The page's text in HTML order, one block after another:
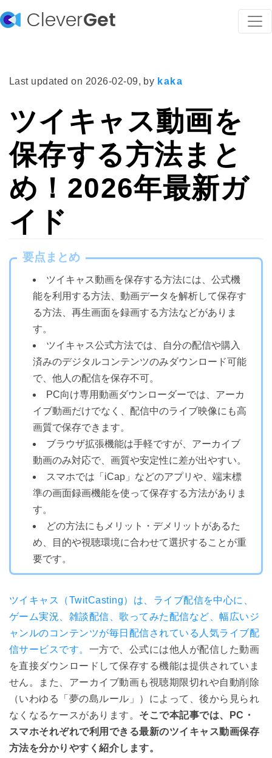
CleverGet
Last updated on 2026-02-09, by kaka
ツイキャス動画を
保存する方法まと
め！2026年最新ガ
イド
要点まとめ
ツイキャス動画を保存する方法には、公式機
能を利用する方法、動画データを解析して保存す
る方法、再生画面を録画する方法などがありま
す。
ツイキャス公式方法では、自分の配信や購入
済みのデジタルコンテンツのみダウンロード可能
で、他人の配信を保存不可。
PC向け専用動画ダウンローダーでは、アーカ
イブ動画だけでなく、配信中のライブ映像にも高
画質で保存できます。
ブラウザ拡張機能は手軽ですが、アーカイブ
動画のみ対応で、画質や安定性に差が出やすい。
スマホでは「iCap」などのアプリや、端末標
準の画面録画機能を使って保存する方法がありま
す。
どの方法にもメリット・デメリットがあるた
め、目的や視聴環境に合わせて選択することが重
要です。
ツイキャス（TwitCasting）は、ライブ配信を中心に、
ゲーム実況、雑談配信、歌ってみた配信など、幅広いジ
ャンルのコンテンツが毎日配信されている人気ライブ配
信サービスです。 一方で、公式には他人が配信した動画
を直接ダウンロードして保存する機能は提供されていま
せん。また、アーカイブ動画も視聴期限切れや自動削除
（いわゆる「夢の島ルール」）によって、後から見られ
なくなるケースがあります。 そこで本記事では、PC・
スマホそれぞれで利用できる最新のツイキャス動画保存
方法を分かりやすく紹介します。